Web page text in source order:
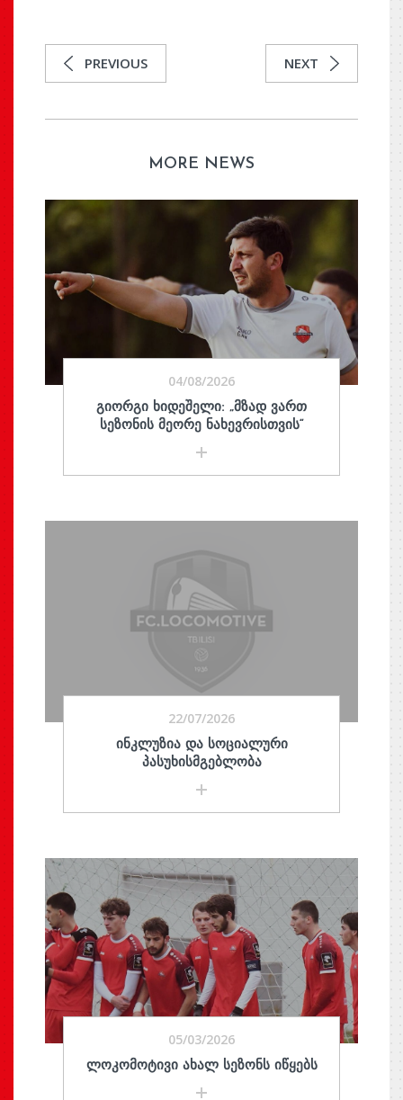
PREVIOUS NEXT
MORE NEWS
04/08/2026
ᲒᲘᲝᲠᲒᲘ ᲮᲘᲓᲔᲨᲔᲚᲘ: „ᲛᲖᲐᲓ ᲕᲐᲠᲗ
ᲡᲔᲖᲝᲜᲘᲡ ᲛᲔᲝᲠᲔ ᲜᲐᲮᲔᲕᲠᲘᲡᲗᲕᲘᲡ“
22/07/2026
ᲘᲜᲙᲚᲣᲖᲘᲐ ᲓᲐ ᲡᲝᲪᲘᲐᲚᲣᲠᲘ
ᲞᲐᲡᲣᲮᲘᲡᲛᲒᲔᲑᲚᲝᲑᲐ
05/03/2026
ᲚᲝᲙᲝᲛᲝᲢᲘᲕᲘ ᲐᲮᲐᲚ ᲡᲔᲖᲝᲜᲡ ᲘᲬᲧᲔᲑᲡ